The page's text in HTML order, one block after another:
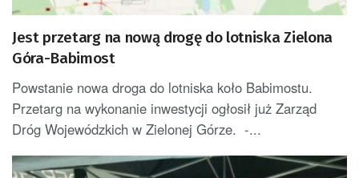
Jest przetarg na nową drogę do lotniska Zielona
Góra-Babimost
Powstanie nowa droga do lotniska koło Babimostu.
Przetarg na wykonanie inwestycji ogłosił już Zarząd
Dróg Wojewódzkich w Zielonej Górze. -...